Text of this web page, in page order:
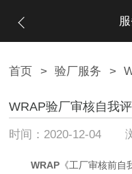
首页 > 验厂服务 >
WRAP验厂审核自我
时间：2020-12-04
WRAP 《工厂审核前